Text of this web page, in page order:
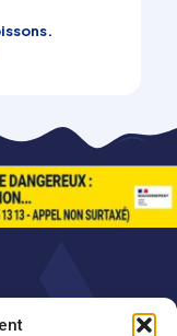
de cookies